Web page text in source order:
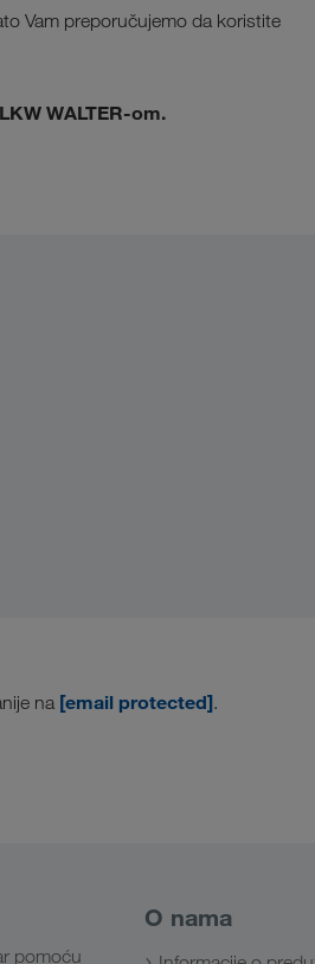
Vam preporučujemo da koristite
WALTER-om.
na [email protected].
pomoću
O nama